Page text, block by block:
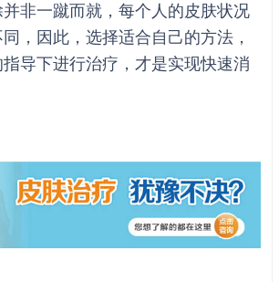
非一蹴而就，每个人的皮肤状况
，因此，选择适合自己的方法，
导下进行治疗，才是实现快速消